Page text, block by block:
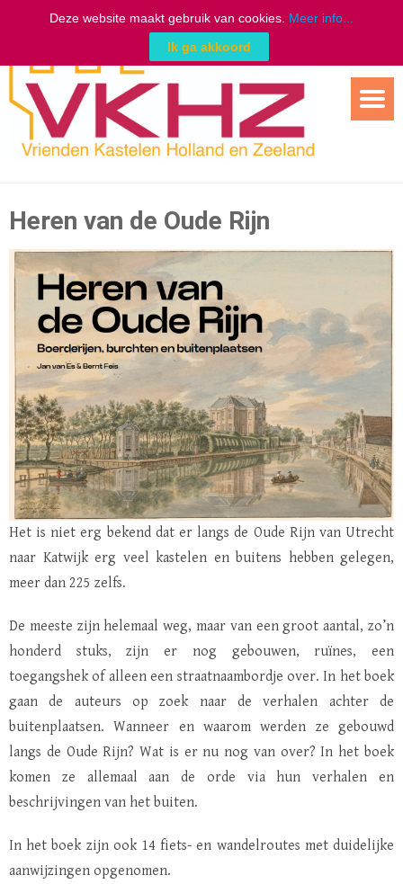
de
inhoud
Heren van de Oude Rijn
Het is niet erg bekend dat er langs de Oude Rijn van Utrecht
naar Katwijk erg veel kastelen en buitens hebben gelegen,
meer dan 225 zelfs.
De meeste zijn helemaal weg, maar van een groot aantal, zo’n
honderd stuks, zijn er nog gebouwen, ruïnes, een
toegangshek of alleen een straatnaambordje over. In het boek
gaan de auteurs op zoek naar de verhalen achter de
buitenplaatsen. Wanneer en waarom werden ze gebouwd
langs de Oude Rijn? Wat is er nu nog van over? In het boek
komen ze allemaal aan de orde via hun verhalen en
beschrijvingen van het buiten.
In het boek zijn ook 14 fiets- en wandelroutes met duidelijke
aanwijzingen opgenomen.
Deze website maakt gebruik van cookies. Meer info...
Ik ga akkoord